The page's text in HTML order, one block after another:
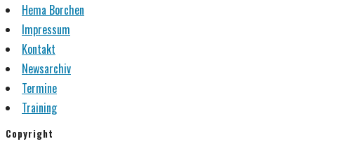
Hema Borchen
Impressum
Kontakt
Newsarchiv
Termine
Training
Copyright